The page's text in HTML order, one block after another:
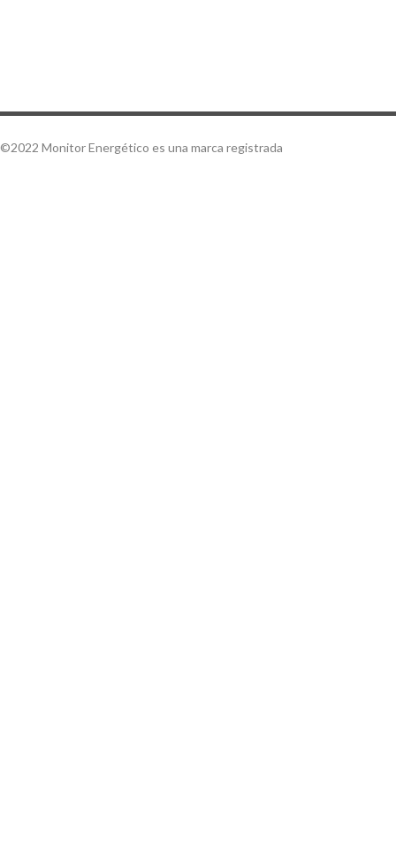
©2022 Monitor Energético es una marca registrada